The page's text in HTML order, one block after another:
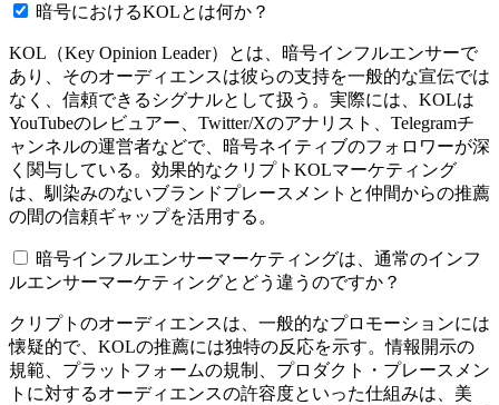
暗号におけるKOLとは何か？
KOL（Key Opinion Leader）とは、暗号インフルエンサーで
あり、そのオーディエンスは彼らの支持を一般的な宣伝では
なく、信頼できるシグナルとして扱う。実際には、KOLは
YouTubeのレビュアー、Twitter/Xのアナリスト、Telegramチ
ャンネルの運営者などで、暗号ネイティブのフォロワーが深
く関与している。効果的なクリプトKOLマーケティング
は、馴染みのないブランドプレースメントと仲間からの推薦
の間の信頼ギャップを活用する。
暗号インフルエンサーマーケティングは、通常のインフ
ルエンサーマーケティングとどう違うのですか？
クリプトのオーディエンスは、一般的なプロモーションには
懐疑的で、KOLの推薦には独特の反応を示す。情報開示の
規範、プラットフォームの規制、プロダクト・プレースメン
トに対するオーディエンスの許容度といった仕組みは、美